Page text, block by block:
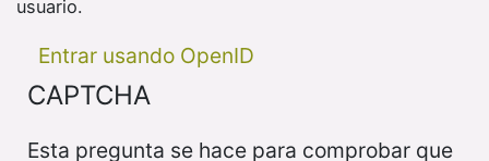
usuario.
Entrar usando OpenID
CAPTCHA
Esta pregunta se hace para comprobar que